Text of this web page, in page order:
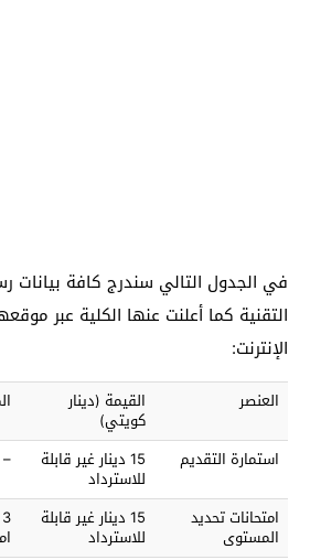
في الجدول التالي سندرج كافة بيانات
التقنية كما أعلنت عنها الكلية عبر
الإنترنت:
العنصر القيمة (دينار
كويتي)
استمارة التقديم 15 دينار غير قابلة
للاسترداد
–
امتحانات تحديد
المستوى
15 دينار غير قابلة
للاسترداد